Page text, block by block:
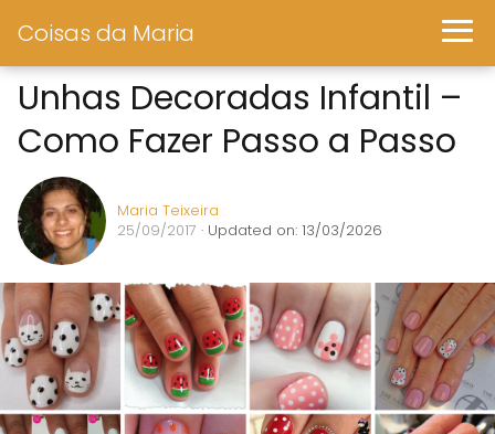
Coisas da Maria
Unhas Decoradas Infantil –
Como Fazer Passo a Passo
Maria Teixeira
25/09/2017 · Updated on: 13/03/2026